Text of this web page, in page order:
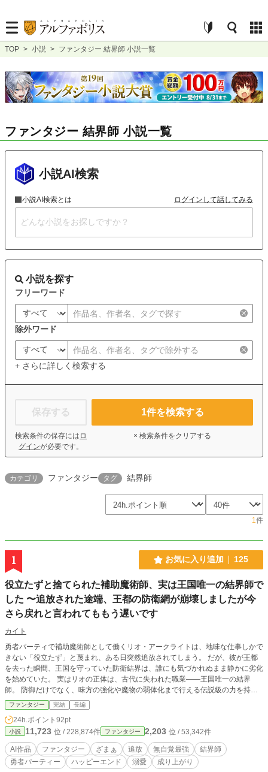
TOP > 小説 > ファンタジー 結界師 小説一覧
ファンタジー 結界師 小説一覧
小説AI検索
小説AI検索とは ログインして話してみる
小説を探す
フリーワード
除外ワード
+ さらに詳しく検索する
保存する
検索条件の保存には ロ
グインが必要です。
1件を検索する
× 検索条件をクリアする
カテゴリ ファンタジー タグ 結界師
1件
1 お気に入り追加 125
役立たずと捨てられた補助魔術師、実は王国唯一の結界師で
した 〜追放された途端、王都の防衛網が崩壊しましたが今
さら戻れと言われてももう遅いです
カイト
勇者パーティで補助魔術師として働くリオ・アークライトは、地味な仕事しかで
きない「役立たず」と蔑まれ、ある日突然追放されてしまう。 だが、彼が王都
を去った瞬間、王国を守っていた防衛結界は、誰にも気づかれぬまま静かに劣化
を始めていた。 実はリオの正体は、古代に失われた職業――王国唯一の結界
師。 防御だけでなく、味方の強化や魔物の弱体化まで行える伝説級の力を持つ
存在だった。 行き倒れた彼を救った辺境伯令嬢エレナだけが、その才能を見抜
く。 辺境で初めて感謝され、自分の力の本当の価値を知っていくリオ。 一方、
結界を失った王都は魔物の侵攻で崩壊寸前。 ようやくリオの重要性に気づいた
王国は、彼に助けを求めるが―― 「必要なくなれば捨てて、必要になれば戻れ
と言う。そんな都合のいい話に、もう従いません」 失ってから価値に気づいて
も、もう遅い。 これは、誰にも評価されなかった少年が、自らの価値を取り戻
し、本当の居場所を掴み取る逆転ファンタジー。
ファンタジー 完結 長編
24h.ポイント 92pt
小説 11,723 位 / 228,874件 ファンタジー 2,203 位 / 53,342件
AI作品 ファンタジー ざまぁ 追放 無自覚最強
結界師
勇者パーティー
ハッピーエンド 溺愛 成り上がり